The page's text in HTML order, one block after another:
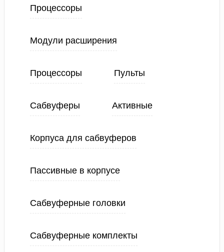
Процессоры
Модули расширения
Процессоры Пульты
Сабвуферы Активные
Корпуса для сабвуферов
Пассивные в корпусе
Сабвуферные головки
Сабвуферные комплекты